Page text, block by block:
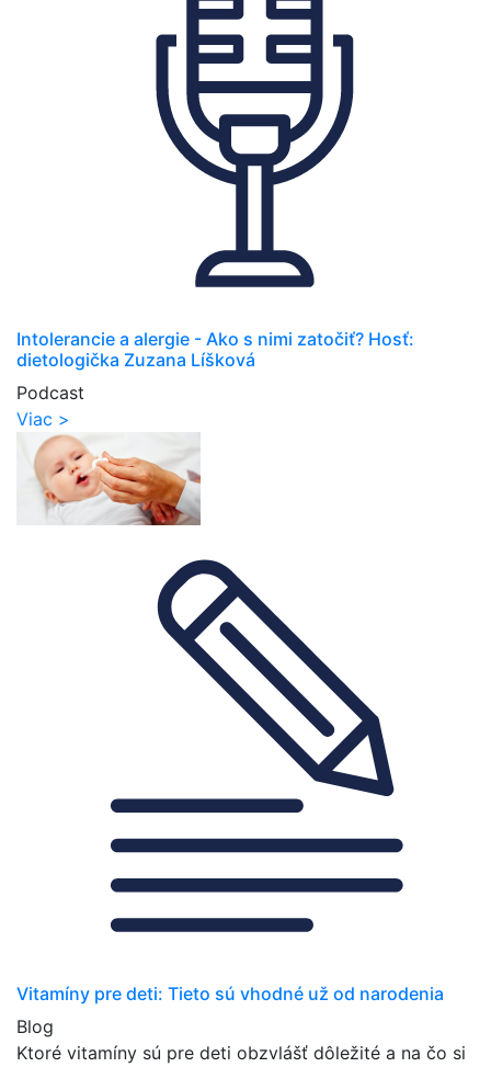
Intolerancie a alergie - Ako s nimi zatočiť? Hosť:
dietologička Zuzana Líšková
Podcast
Viac >
Vitamíny pre deti: Tieto sú vhodné už od narodenia
Blog
Ktoré vitamíny sú pre deti obzvlášť dôležité a na čo si